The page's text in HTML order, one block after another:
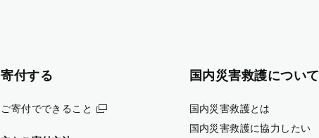
寄付する
ご寄付でできること
国内災害救護について
国内災害救護とは
国内災害救護に協力したい